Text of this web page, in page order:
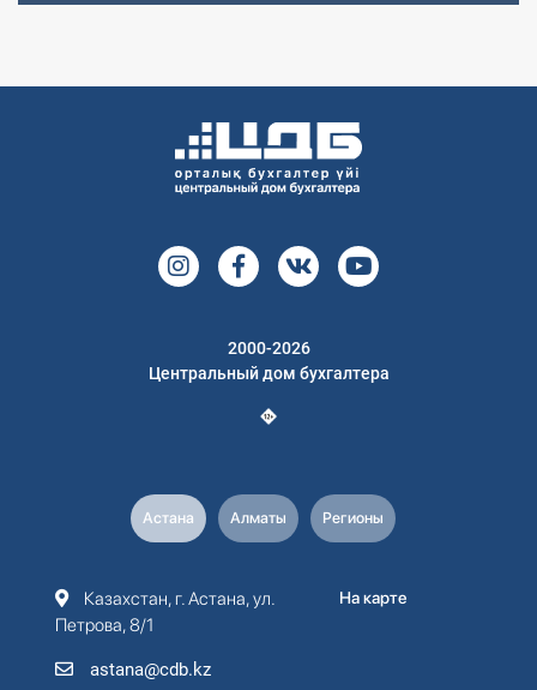
2000-2026
Центральный дом бухгалтера
Астана Алматы Регионы
Казахстан, г. Астана, ул.
Петрова, 8/1
astana@cdb.kz
На карте